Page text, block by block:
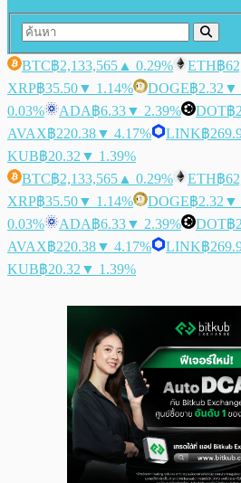
BTC฿2,133,565 ▲ 0.29% ETH฿
XRP฿35.50▼ 1.14% DOGE฿2.32 ▼
0.03%
ADA฿6.33▼ 2.39% DOT฿
AVAX฿220.38▼ 4.17% LINK฿
KUB฿20.32 ▼ 1.39%
BTC฿2,133,565 ▲ 0.29% ETH฿
XRP฿35.50▼ 1.14% DOGE฿2.32 ▼
0.03%
ADA฿6.33▼ 2.39% DOT฿
AVAX฿220.38▼ 4.17% LINK฿
KUB฿20.32 ▼ 1.39%